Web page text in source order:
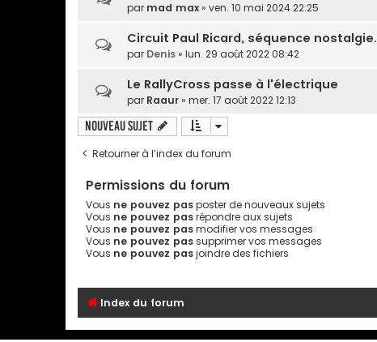
par mad max» ven. 10 mai 2024 22:25
Circuit Paul Ricard, séquence nostalgie.
par Denis» lun. 29 août 2022 08:42
Le RallyCross passe à l'électrique
par Raaur» mer. 17 août 2022 12:13
Nouveau sujet
Retourner à l’index du forum
Permissions du forum
Vous ne pouvez pasposter de nouveaux sujets
Vous ne pouvez pasrépondre aux sujets
Vous ne pouvez pasmodifier vos messages
Vous ne pouvez passupprimer vos messages
Vous ne pouvez pasjoindre des fichiers
Index du forum